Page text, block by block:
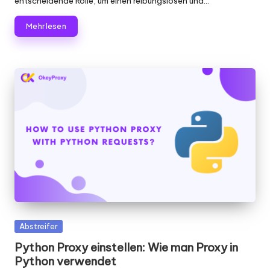
Mehr lesen
Gepostet
Abstreifer
Python Proxy einstellen: Wie man Proxy in
Python verwendet